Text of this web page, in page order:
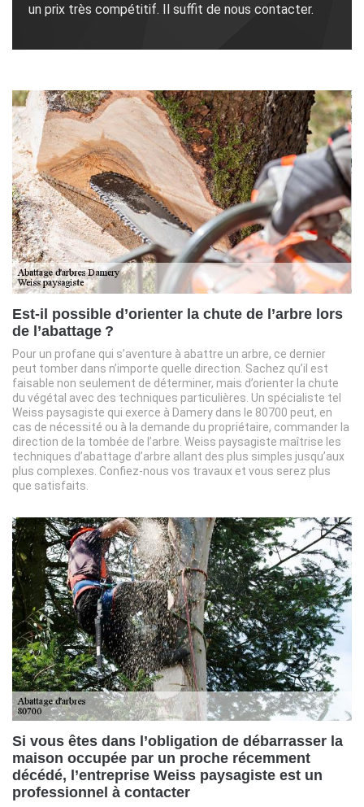
un prix très compétitif. Il suffit de nous contacter.
Est-il possible d’orienter la chute de l’arbre lors
de l’abattage ?
Pour un profane qui s’aventure à abattre un arbre, ce dernier
peut tomber dans n’importe quelle direction. Sachez qu’il est
faisable non seulement de déterminer, mais d’orienter la chute
du végétal avec des techniques particulières. Un spécialiste tel
Weiss paysagiste qui exerce à Damery dans le 80700 peut, en
cas de nécessité ou à la demande du propriétaire, commander la
direction de la tombée de l’arbre. Weiss paysagiste maîtrise les
techniques d’abattage d’arbre allant des plus simples jusqu’aux
plus complexes. Confiez-nous vos travaux et vous serez plus
que satisfaits.
Si vous êtes dans l’obligation de débarrasser la
maison occupée par un proche récemment
décédé, l’entreprise Weiss paysagiste est un
professionnel à contacter